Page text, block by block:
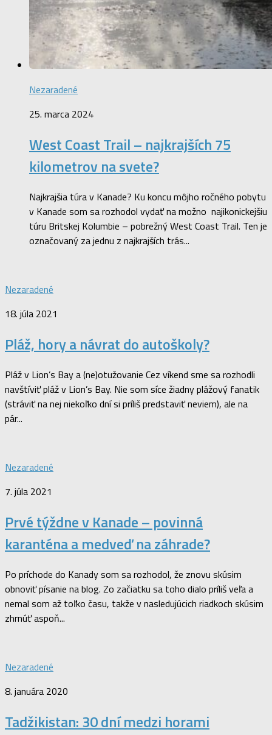
Nezaradené
25. marca 2024
West Coast Trail – najkrajších 75
kilometrov na svete?
Najkrajšia túra v Kanade? Ku koncu môjho ročného pobytu
v Kanade som sa rozhodol vydať na možno najikonickejšiu
túru Britskej Kolumbie – pobrežný West Coast Trail. Ten je
označovaný za jednu z najkrajších trás...
Nezaradené
18. júla 2021
Pláž, hory a návrat do autoškoly?
Pláž v Lion’s Bay a (ne)otužovanie Cez víkend sme sa rozhodli
navštíviť pláž v Lion’s Bay. Nie som síce žiadny plážový fanatik
(stráviť na nej niekoľko dní si príliš predstaviť neviem), ale na
pár...
Nezaradené
7. júla 2021
Prvé týždne v Kanade – povinná
karanténa a medveď na záhrade?
Po príchode do Kanady som sa rozhodol, že znovu skúsim
obnoviť písanie na blog. Zo začiatku sa toho dialo príliš veľa a
nemal som až toľko času, takže v nasledujúcich riadkoch skúsim
zhrnúť aspoň...
Nezaradené
8. januára 2020
Tadžikistan: 30 dní medzi horami